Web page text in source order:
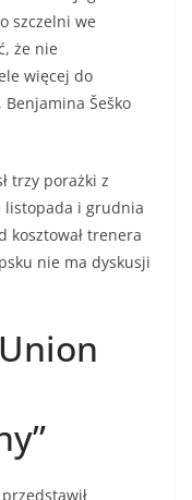
szczelni we
że nie
więcej do
Šeško
trzy porażki z
listopada i grudnia
kosztował trenera
nie ma dyskusji